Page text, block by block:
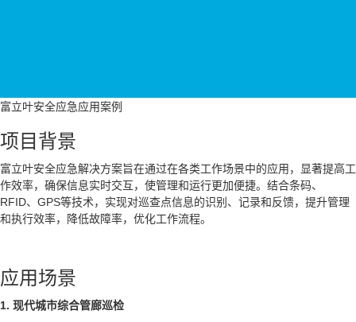
富立叶安全应急应用案例
项目背景
富立叶安全应急解决方案旨在通过在各类工作场景中的应用，显著提高工
作效率，确保信息实时交互，使管理和运行更加便捷。结合条码、
RFID、GPS等技术，实现对巡查点信息的识别、记录和反馈，提升管理
和执行效率，降低故障率，优化工作流程。
应用场景
1. 现代城市综合管廊巡检